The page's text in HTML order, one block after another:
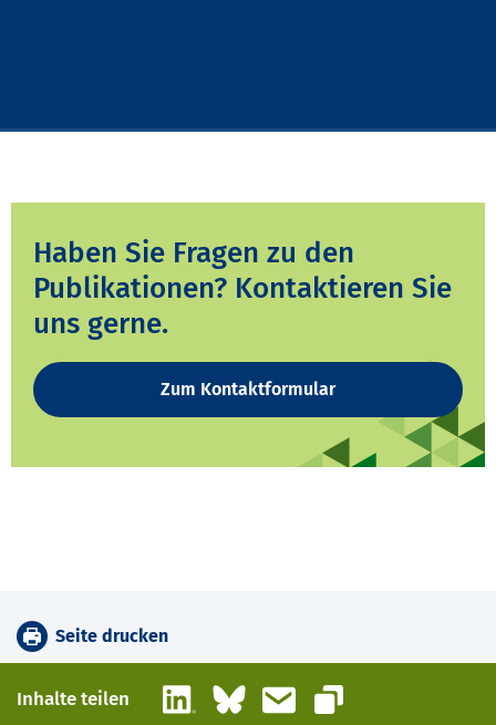
Haben Sie Fragen zu den
Publikationen? Kontaktieren Sie
uns gerne.
Zum Kontaktformular
Seite drucken
Inhalte teilen LinkedInBlueskyE-Mail
Link kopieren